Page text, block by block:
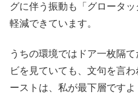
グに伴う振動も「グロータ
軽減できています。
うちの環境ではドア一枚隔
ビを見ていても、文句を言
ーストは、私が最下層です